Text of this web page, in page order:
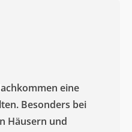
eine
Besonders bei
Häusern und